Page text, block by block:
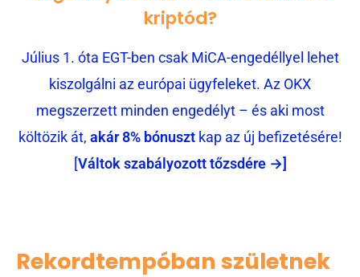
kriptód?
Július 1. óta EGT-ben csak MiCA-engedéllyel lehet
kiszolgálni az európai ügyfeleket. Az OKX
megszerzett minden engedélyt – és aki most
költözik át, akár 8% bónusztkap az új befizetésére!
[Váltok szabályozott tőzsdére →]
Rekordtempóban születnek